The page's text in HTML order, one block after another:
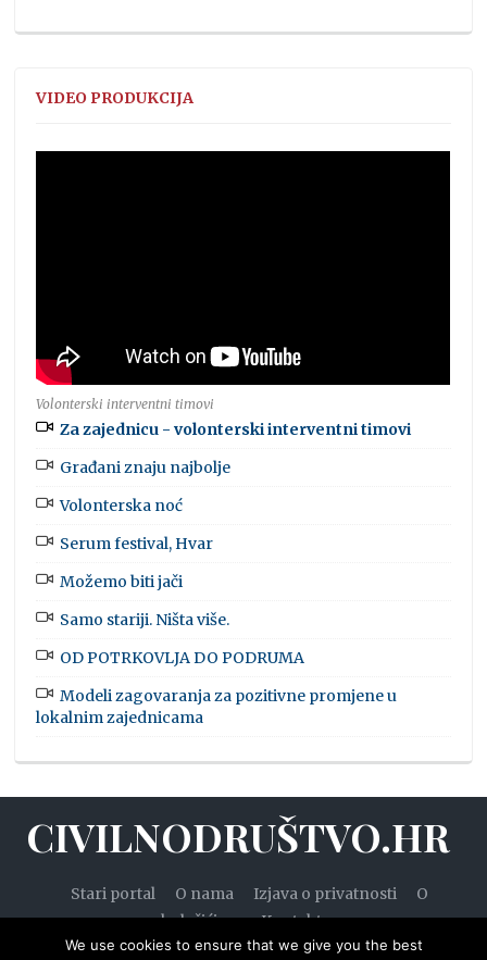
VIDEO PRODUKCIJA
Volonterski interventni timovi
Za zajednicu - volonterski interventni timovi
Građani znaju najbolje
Volonterska noć
Serum festival, Hvar
Možemo biti jači
Samo stariji. Ništa više.
OD POTRKOVLJA DO PODRUMA
Modeli zagovaranja za pozitivne promjene u
lokalnim zajednicama
CIVILNODRUŠTVO.HR
Stari portal O nama Izjava o privatnosti
O
kolačićima
Kontakt
We use cookies to ensure that we give you the best